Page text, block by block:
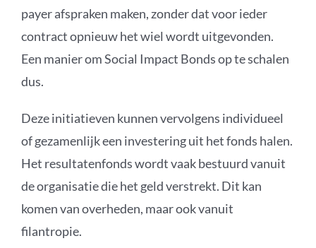
payer afspraken maken, zonder dat voor ieder
contract opnieuw het wiel wordt uitgevonden.
Een manier om Social Impact Bonds op te schalen
dus.
Deze initiatieven kunnen vervolgens individueel
of gezamenlijk een investering uit het fonds halen.
Het resultatenfonds wordt vaak bestuurd vanuit
de organisatie die het geld verstrekt. Dit kan
komen van overheden, maar ook vanuit
filantropie.